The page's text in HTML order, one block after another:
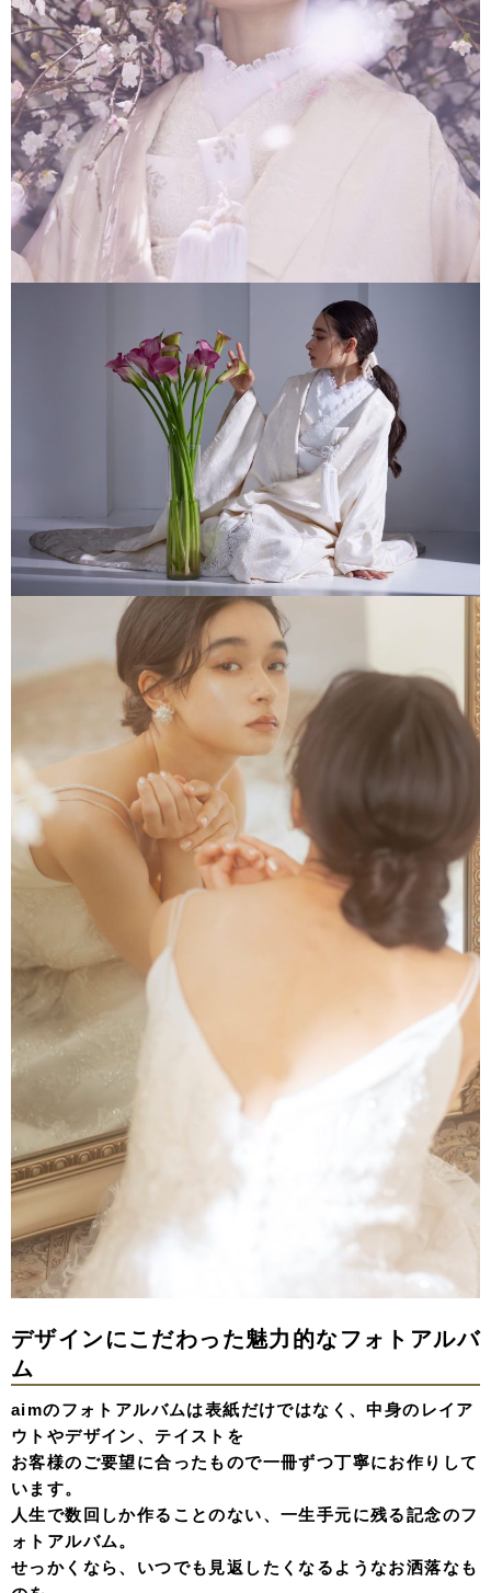
デザインにこだわった魅力的なフォトアルバ
ム
aimのフォトアルバムは表紙だけではなく、中身のレイア
ウトやデザイン、テイストを
お客様のご要望に合ったもので一冊ずつ丁寧にお作りして
います。
人生で数回しか作ることのない、一生手元に残る記念のフ
ォトアルバム。
せっかくなら、いつでも見返したくなるようなお洒落なも